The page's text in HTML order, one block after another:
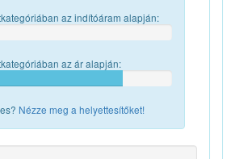
az indítóáram alapján:
az ár alapján:
Nézze meg a helyettesítőket!